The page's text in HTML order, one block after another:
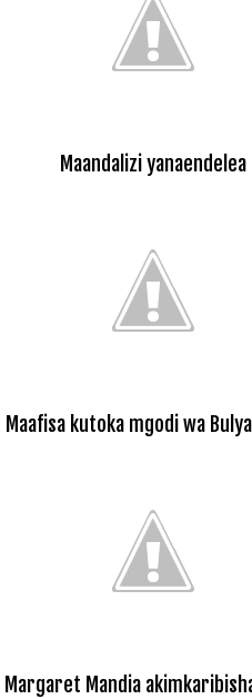
Maandalizi yanaendelea
Maafisa kutoka mgodi wa
Mandia